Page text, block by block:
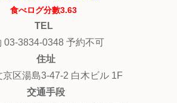
食べログ分數3.63
TEL
03-3834-0348 予約不可
住址
京区湯島3-47-2 白木ビル 1F
交通手段